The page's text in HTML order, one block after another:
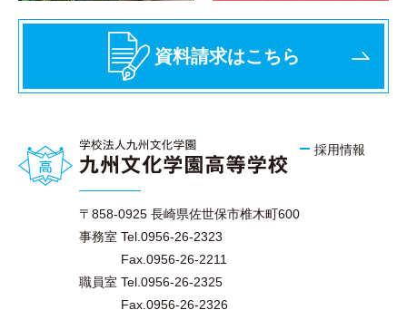
資料請求はこちら
〒858-0925 長崎県佐世保市椎木町600
事務室 Tel.0956-26-2323
Fax.0956-26-2211
職員室 Tel.0956-26-2325
Fax.0956-26-2326
採用情報